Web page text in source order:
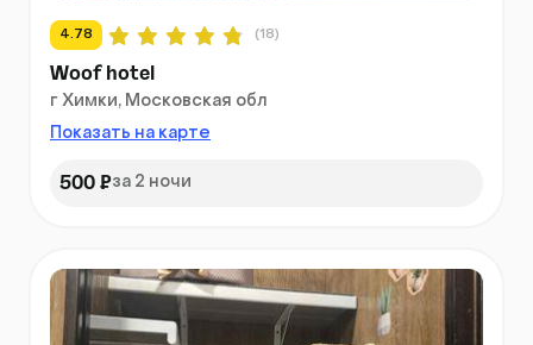
4.78 (18)
Woof hotel
г Химки, Московская обл
Показать на карте
500 ₽за 2 ночи